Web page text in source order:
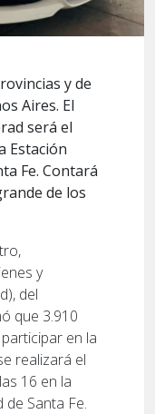
y de
Aires. El
será el
Estación
Fe. Contará
de los
y
del
que 3.910
en la
realizará el
16 en la
de Santa Fe.